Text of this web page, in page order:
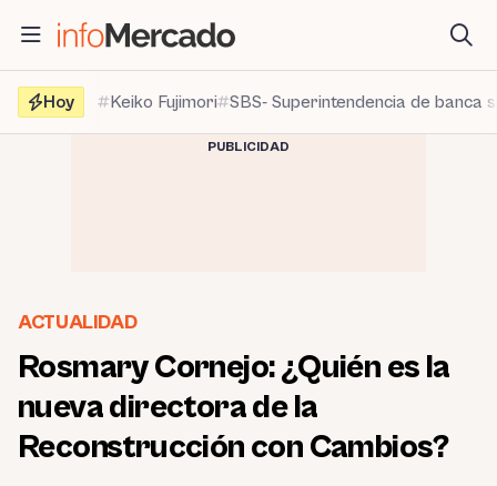
contenido
Hoy
Keiko Fujimori SBS- Superintendencia de banca
PUBLICIDAD
ACTUALIDAD
Rosmary Cornejo: ¿Quién es la
nueva directora de la
Reconstrucción con Cambios?